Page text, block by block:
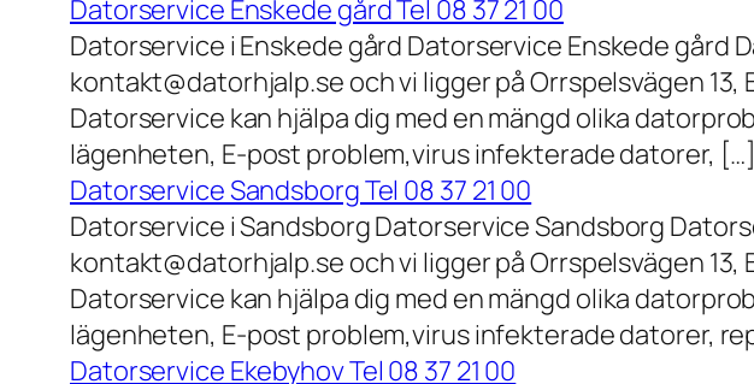
Datorservice Enskede gård Tel 08 37 21 00
Datorservice i Enskede gård Datorservice Enskede gård
kontakt@datorhjalp.se och vi ligger på Orrspelsvägen
Datorservice kan hjälpa dig med en mängd olika
lägenheten, E-post problem,virus infekterade datorer, […]
Datorservice Sandsborg Tel 08 37 21 00
Datorservice i Sandsborg Datorservice Sandsborg
kontakt@datorhjalp.se och vi ligger på Orrspelsvägen
Datorservice kan hjälpa dig med en mängd olika
lägenheten, E-post problem,virus infekterade datorer,
Datorservice Ekebyhov Tel 08 37 21 00